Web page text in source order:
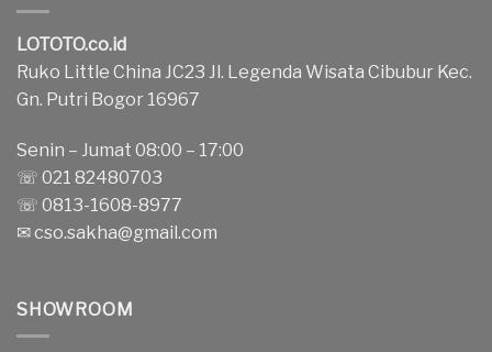
LOTOTO.co.id
Ruko Little China JC23 Jl. Legenda Wisata Cibubur Kec.
Gn. Putri Bogor 16967
Senin – Jumat 08:00 – 17:00
☏ 021 82480703
☏ 0813-1608-8977
✉cso.sakha@gmail.com
SHOWROOM